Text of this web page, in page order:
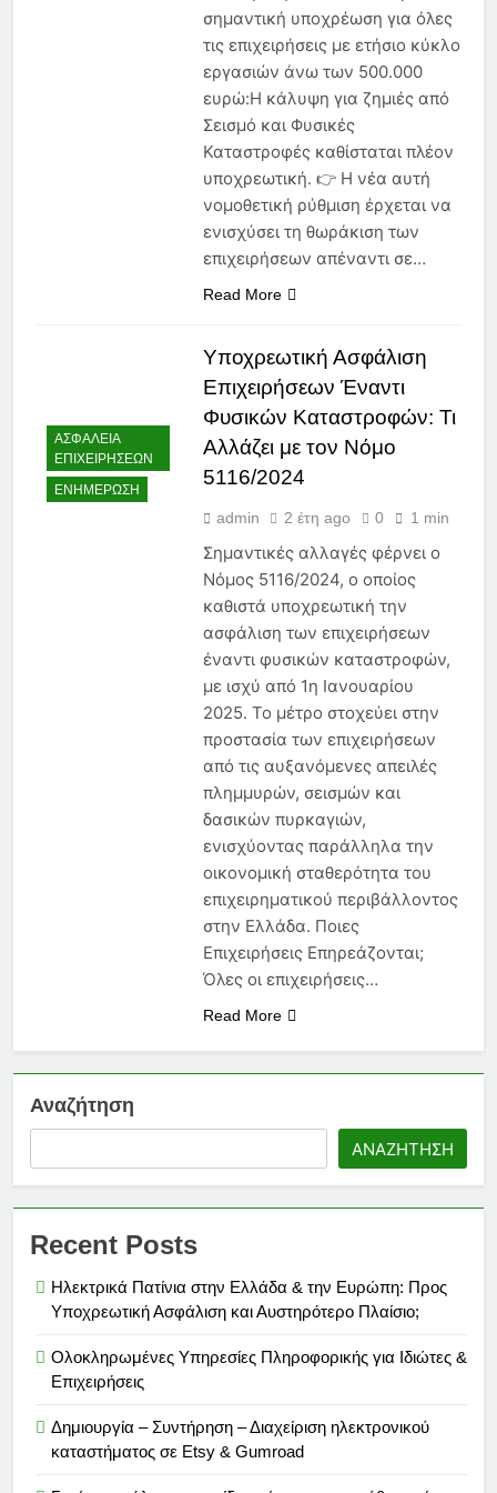
να Γνωρίζει Κάθε
Ασφαλιστικός Πράκτορας
Ασφάλεια Υγείας: Κόστος,
Αντιλήψεις και Προκλήσεις
στην Ελλάδα
6 Μήνες Ago
Ασφάλιση Μεταφερόμενων
Εμπορευμάτων: Η Στρατηγική
Ασπίδα Κάθε Μεταφορικής
Επιχείρησης
7 Μήνες Ago
σημαντική υποχρέωση για όλες
τις επιχειρήσεις με ετήσιο κύκλο
εργασιών άνω των 500.000
ευρώ:Η κάλυψη για ζημιές από
Σεισμό και Φυσικές
Καταστροφές καθίσταται πλέον
υποχρεωτική. 👉 Η νέα αυτή
νομοθετική ρύθμιση έρχεται να
ενισχύσει τη θωράκιση των
επιχειρήσεων απέναντι σε…
Read More
ΑΣΦΆΛΕΙΑ
ΕΠΙΧΕΙΡΉΣΕΩΝ
ΕΝΗΜΈΡΩΣΗ
Υποχρεωτική Ασφάλιση
Επιχειρήσεων Έναντι
Φυσικών Καταστροφών: Τι
Αλλάζει με τον Νόμο
5116/2024
admin 2 έτη ago 0 1 min
Σημαντικές αλλαγές φέρνει ο
Νόμος 5116/2024, ο οποίος
καθιστά υποχρεωτική την
ασφάλιση των επιχειρήσεων
έναντι φυσικών καταστροφών,
με ισχύ από 1η Ιανουαρίου
2025. Το μέτρο στοχεύει στην
προστασία των επιχειρήσεων
από τις αυξανόμενες απειλές
πλημμυρών, σεισμών και
δασικών πυρκαγιών,
ενισχύοντας παράλληλα την
οικονομική σταθερότητα του
επιχειρηματικού περιβάλλοντος
στην Ελλάδα. Ποιες
Επιχειρήσεις Επηρεάζονται;
Όλες οι επιχειρήσεις…
Read More
Αναζήτηση
ΑΝΑΖΉΤΗΣΗ
Recent Posts
Ηλεκτρικά Πατίνια στην Ελλάδα & την Ευρώπη: Προς
Υποχρεωτική Ασφάλιση και Αυστηρότερο Πλαίσιο;
Ολοκληρωμένες Υπηρεσίες Πληροφορικής για Ιδιώτες &
Επιχειρήσεις
Δημιουργία – Συντήρηση – Διαχείριση ηλεκτρονικού
καταστήματος σε Etsy & Gumroad